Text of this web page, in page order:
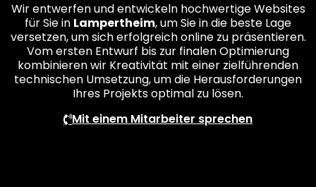
Wir entwerfen und entwickeln hochwertige Websites
für Sie in Lampertheim, um Sie in die beste Lage
versetzen, um sich erfolgreich online zu präsentieren.
Vom ersten Entwurf bis zur finalen Optimierung
kombinieren wir Kreativität mit einer zielführenden
technischen Umsetzung, um die Herausforderungen
Ihres Projekts optimal zu lösen.
Mit einem Mitarbeiter sprechen